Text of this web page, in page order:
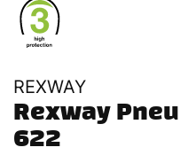
REXWAY
Rexway
622